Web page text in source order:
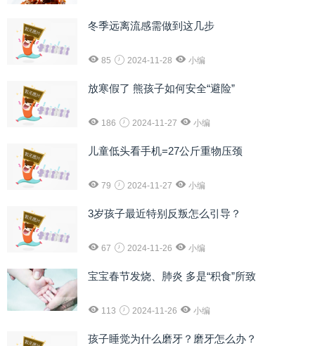
冬季远离流感需做到这几步
85 2024-11-28 小编
放寒假了 熊孩子如何安全“避险”
186 2024-11-27 小编
儿童低头看手机=27公斤重物压颈
79 2024-11-27 小编
3岁孩子最近特别反叛怎么引导？
67 2024-11-26 小编
宝宝春节发烧、肺炎 多是“积食”所致
113 2024-11-26 小编
孩子睡觉为什么磨牙？磨牙怎么办？